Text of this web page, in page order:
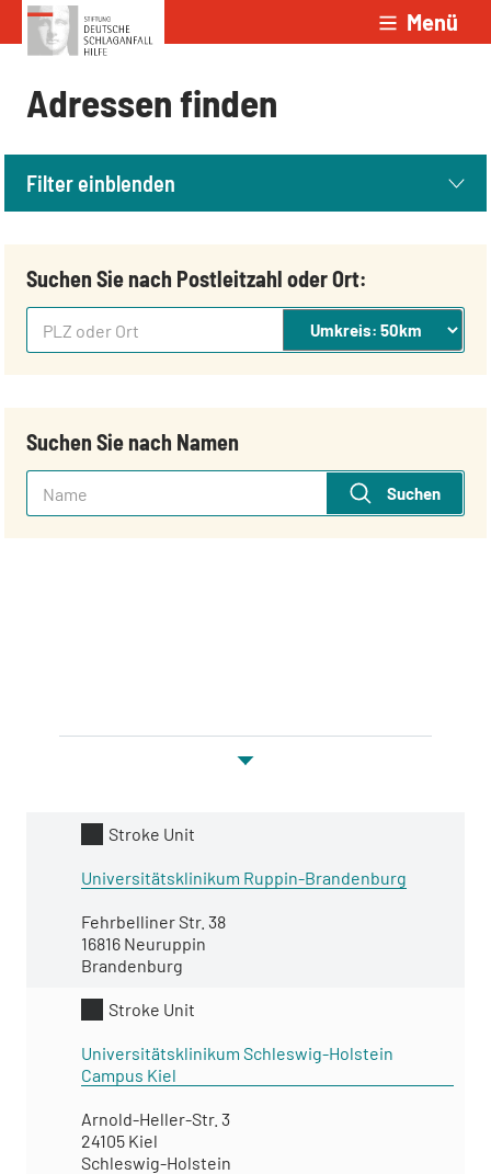
Zum Inhalt springen Menü
Adressen finden
Suchen Sie nach Postleitzahl oder Ort:
PLZ oder Ort
Suchen Sie nach Namen
Suchen
Kategorie
Name
Adresse
Stroke Unit
Universitätsklinikum Ruppin-Brandenburg
Fehrbelliner Str. 38
16816 Neuruppin
Brandenburg
Stroke Unit
Universitätsklinikum Schleswig-Holstein
Campus Kiel
Arnold-Heller-Str. 3
24105 Kiel
Schleswig-Holstein
Filter einblenden